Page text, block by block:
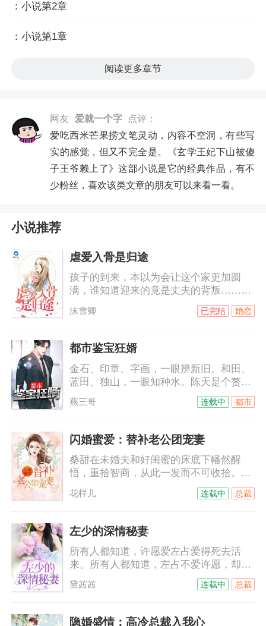
：小说第2章
：小说第1章
阅读更多章节
网友 爱就一个字
点评：
爱吃西米芒果捞文笔灵动，内容不空洞，有些写
实的感觉，但又不完全是。《玄学王妃下山被傻
子王爷赖上了》这部小说是它的经典作品，有不
少粉丝，喜欢该类文章的朋友可以来看一看。
小说推荐
虐爱入骨是归途
孩子的到来，本以为会让这个家更加圆
满，谁知道迎来的竟是丈夫的背叛……她
发誓，一定不会让这对狗男女好过！而突
如其来的他让赵晓晓冰封的心再次融
沫雪卿 婚恋
已完结
都市鉴宝狂婿
金石、印章、字画，一眼辨新旧。和田、
蓝田、独山，一眼知种水。陈天是个赘
婿，却让家主为其奉茶，让亲朋奉为神
明，让老婆性福快乐；如是种种，自要从
燕三哥 都市
连载中
闪婚蜜爱：替补老公团宠妻
桑甜在未婚夫和好闺蜜的床底下幡然醒
悟，重拾智商，从此一发而不可收拾。渣
男：“小甜，快准备寿礼去给我爸贺
寿。”“不好意思，现在董事长是我，该进
目能不能交给我主持？”“你不是清纯的恋
爱都没谈过吗，想都别想！”她啪啪撕下渣
男女的假脸，转身对上一双墨瞳：“打脸太
爽别忘了自己是什么身份！”“什么身
份？”栾城言轻揽纤腰，脸不红心不
跳：“问问你肚子里的小太子爷～”
花样儿 总裁
连载中
左少的深情秘妻
所有人都知道，许愿爱左占爱得死去活
来。所有人都知道，左占不爱许愿，却深
爱另一个女人。直到几年后，失踪的许愿
高调归来。左占：许愿，我们还没离婚，
你是不是忘记，当年我们结婚领的是假证
黛茜茜 总裁
连载中
隐婚盛情：高冷总裁入我心